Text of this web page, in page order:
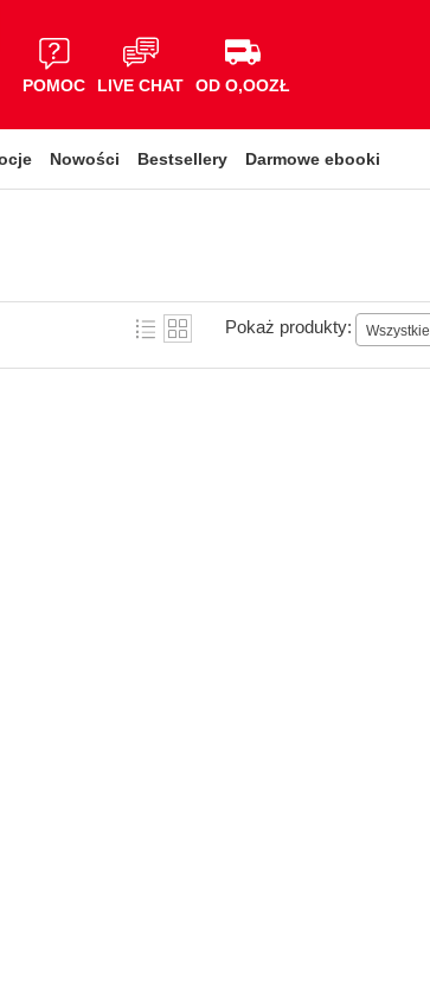
POMOC LIVE CHAT OD O,OOZŁ
Nowości Bestsellery Darmowe ebooki
Pokaż produkty: Wszystkie